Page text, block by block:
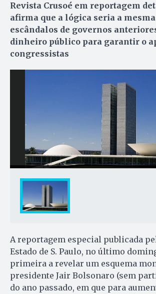
Revista Crusoé em reportagem
afirma que a lógica seria a mesma
escândalos de governos
dinheiro público para garantir o
congressistas
A reportagem especial publicada
Estado de S. Paulo, no último
primeira a revelar um esquema
presidente Jair Bolsonaro (sem
do ano passado, em que para